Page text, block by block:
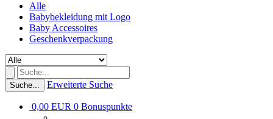
Alle
Babybekleidung mit Logo
Baby Accessoires
Geschenkverpackung
Suche... Erweiterte Suche
0,00 EUR 0 Bonuspunkte